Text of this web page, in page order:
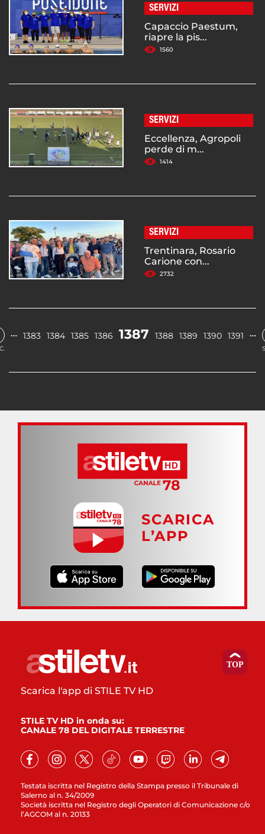
SERVIZI
Capaccio Paestum,
riapre la pis...
1560
SERVIZI
Eccellenza, Agropoli
perde di m...
1414
SERVIZI
Trentinara, Rosario
Carione con...
2732
… 1383 1384 1385 1386 1387 1388 1389 1390 1391 …
SCARICA
L’APP
Testata iscritta nel Registro della Stampa presso il Tribunale di
Salerno al n. 34/2009
Società iscritta nel Registro degli Operatori di Comunicazione c/o
l’AGCOM al n. 20133
Scarica l'app di STILE TV HD
STILE TV HD in onda su:
CANALE 78 DEL DIGITALE TERRESTRE